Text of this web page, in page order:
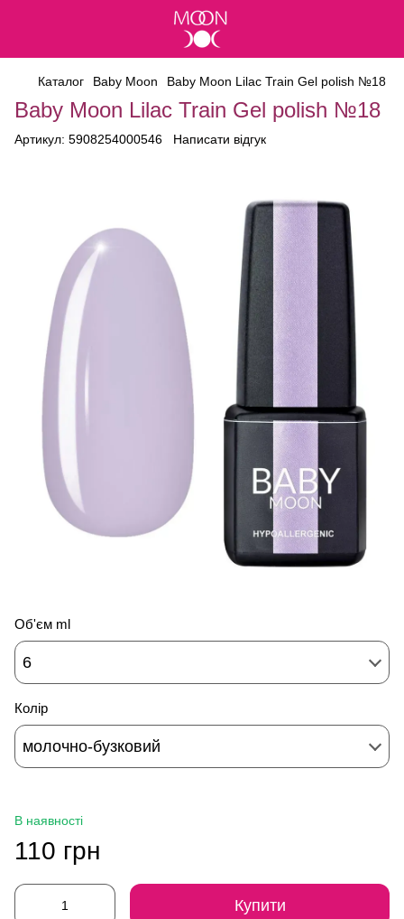
Каталог Baby Moon Baby Moon Lilac Train Gel polish №18
Baby Moon Lilac Train Gel polish №18
Артикул: 5908254000546 Написати відгук
Об'єм ml
6
Колір
молочно-бузковий
В наявності
110 грн
Купити